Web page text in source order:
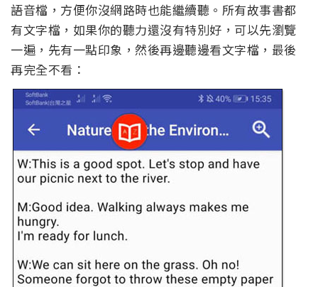
語音檔，方便你沒網路時也能繼續聽。所有故事書都
有文字檔，如果你的聽力還沒有特別好，可以先瀏覽
一遍，先有一點印象，然後再邊聽邊看文字檔，最後
再完全不看：